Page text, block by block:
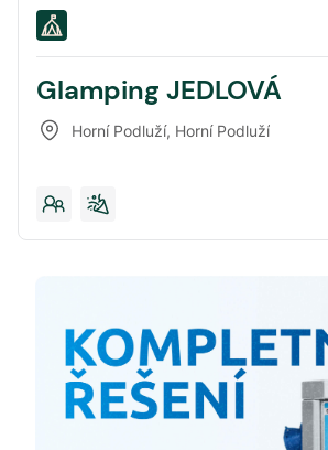
Glamping JEDLOVÁ
Horní Podluží, Horní Podluží